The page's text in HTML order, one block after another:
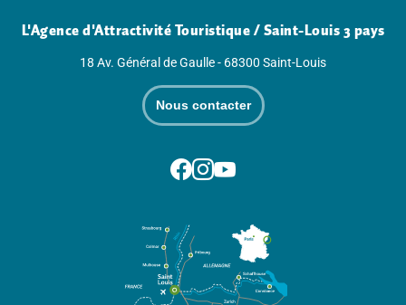
L'Agence d'Attractivité Touristique / Saint-Louis 3 pays
18 Av. Général de Gaulle - 68300 Saint-Louis
Nous contacter
Suivez-nous sur Facebook
Suivez-nous sur Instagram
Suivez-nous sur Youtube